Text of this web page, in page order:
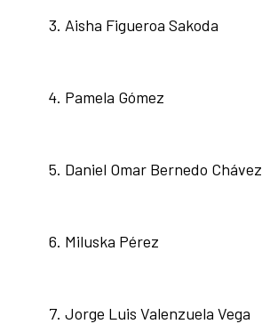
Aisha Figueroa Sakoda
Pamela Gómez
Daniel Omar Bernedo Chávez
Miluska Pérez
Jorge Luis Valenzuela Vega